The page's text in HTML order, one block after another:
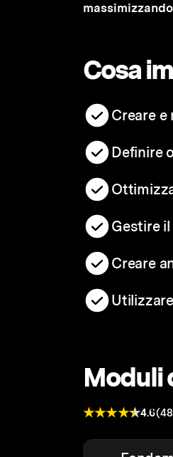
Cosa
Creare
Definire
Gestire
Creare
Moduli
4.6